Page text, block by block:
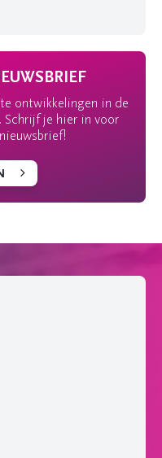
ontwikkelingen in de
Schrijf je hier in voor